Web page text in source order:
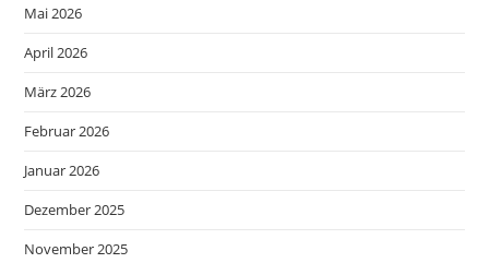
Mai 2026
April 2026
März 2026
Februar 2026
Januar 2026
Dezember 2025
November 2025